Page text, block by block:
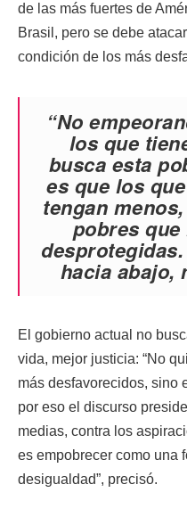
de las más fuertes de
Brasil, pero se debe
condición de los más
“No
los que
busca esta
es que los
tengan
pobres
hacia abajo,
El gobierno actual no
vida, mejor justicia: “No
más desfavorecidos, sino
por eso el discurso
medias, contra los
es empobrecer como una
desigualdad”, precisó.